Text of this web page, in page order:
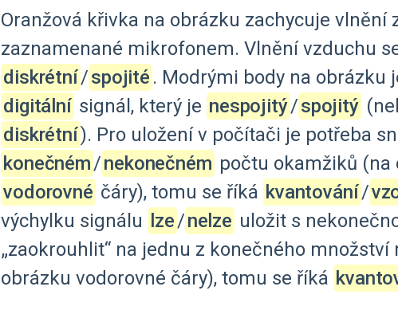
Oranžová křivka na obrázku zachycuje vlnění
zaznamenané mikrofonem. Vlnění vzduchu
diskrétní‍/‌spojité . Modrými body na obrázku
digitální signál, který je nespojitý‍/‌spojitý
diskrétní). Pro uložení v počítači je potřeba
konečném‍/‌nekonečném počtu okamžiků (na
vodorovné čáry), tomu se říká kvantování‍/‌
výchylku signálu lze‍/‌nelze uložit s
„zaokrouhlit“ na jednu z konečného množství
obrázku vodorovné čáry), tomu se říká